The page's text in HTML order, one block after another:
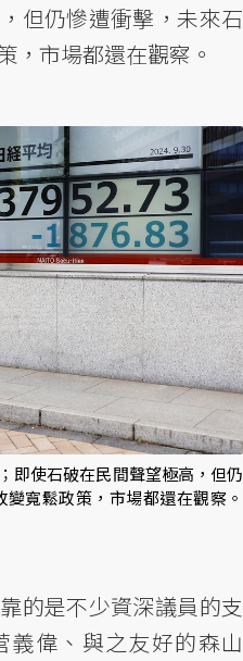
但仍慘遭衝擊，未來石
，市場都還在觀察。
即使石破在民間聲望極高，但仍
寬鬆政策，市場都還在觀察。
的是不少資深議員的支
偉、與之友好的森山